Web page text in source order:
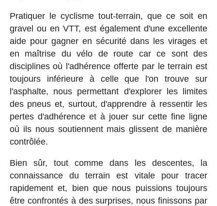
Pratiquer le cyclisme tout-terrain, que ce soit en
gravel ou en VTT, est également d'une excellente
aide pour gagner en sécurité dans les virages et
en maîtrise du vélo de route car ce sont des
disciplines où l'adhérence offerte par le terrain est
toujours inférieure à celle que l'on trouve sur
l'asphalte, nous permettant d'explorer les limites
des pneus et, surtout, d'apprendre à ressentir les
pertes d'adhérence et à jouer sur cette fine ligne
où ils nous soutiennent mais glissent de manière
contrôlée.
Bien sûr, tout comme dans les descentes, la
connaissance du terrain est vitale pour tracer
rapidement et, bien que nous puissions toujours
être confrontés à des surprises, nous finissons par